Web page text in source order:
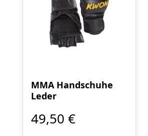
MMA Handschuhe
Leder
49,50 €